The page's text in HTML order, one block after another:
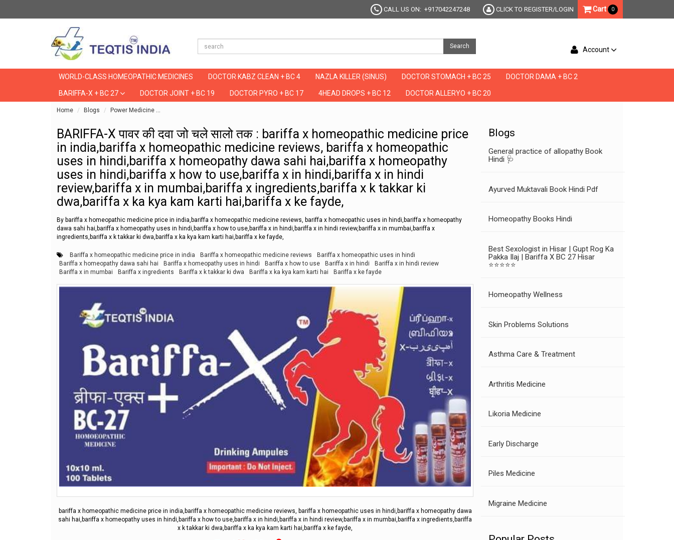
CALL US ON: +917042247248 CLICK TO REGISTER/LOGIN Cart 0
Search Account
WORLD-CLASS HOMEOPATHIC MEDICINES DOCTOR KABZ CLEAN + BC 4 NAZLA KILLER (SINUS) DOCTOR STOMACH + BC 25 DOCTOR DAMA + BC 2
BARIFFA-X + BC 27 DOCTOR JOINT + BC 19 DOCTOR PYRO + BC 17 4HEAD DROPS + BC 12 DOCTOR ALLERYO + BC 20
Home Blogs Power Medicine
BARIFFA-X पावर की दवा जो चले सालो तक : bariffa x homeopathic medicine price
in india,bariffa x homeopathic medicine reviews, bariffa x homeopathic
uses in hindi,bariffa x homeopathy dawa sahi hai,bariffa x homeopathy
uses in hindi,bariffa x how to use,bariffa x in hindi,bariffa x in hindi
review,bariffa x in mumbai,bariffa x ingredients,bariffa x k takkar ki
dwa,bariffa x ka kya kam karti hai,bariffa x ke fayde,
By bariffa x homeopathic medicine price in india,bariffa x homeopathic medicine reviews, bariffa x homeopathic uses in hindi,bariffa x homeopathy
dawa sahi hai,bariffa x homeopathy uses in hindi,bariffa x how to use,bariffa x in hindi,bariffa x in hindi review,bariffa x in mumbai,bariffa x
ingredients,bariffa x k takkar ki dwa,bariffa x ka kya kam karti hai,bariffa x ke fayde,
Bariffa x homeopathic medicine price in india Bariffa x homeopathic medicine reviews
Bariffa x homeopathic uses in hindi
Bariffa x homeopathy dawa sahi hai
Bariffa x homeopathy uses in hindi Bariffa x how to use Bariffa x in hindi
Bariffa x in hindi review
Bariffa x in mumbai
Bariffa x ingredients Bariffa x k takkar ki dwa Bariffa x ka kya kam karti hai Bariffa x ke fayde
bariffa x homeopathic medicine price in india,bariffa x homeopathic medicine reviews, bariffa x homeopathic uses in hindi,bariffa x homeopathy dawa
sahi hai,bariffa x homeopathy uses in hindi,bariffa x how to use,bariffa x in hindi,bariffa x in hindi review,bariffa x in mumbai,bariffa x ingredients,bariffa
x k takkar ki dwa,bariffa x ka kya kam karti hai,bariffa x ke fayde,
Blogs
General practice of allopathy Book
Hindi 🩺
Ayurved Muktavali Book Hindi Pdf
Homeopathy Books Hindi
Best Sexologist in Hisar | Gupt Rog Ka
Pakka Ilaj | Bariffa X BC 27 Hisar
⭐⭐⭐⭐⭐
Homeopathy Wellness
Skin Problems Solutions
Asthma Care & Treatment
Arthritis Medicine
Likoria Medicine
Early Discharge
Piles Medicine
Migraine Medicine